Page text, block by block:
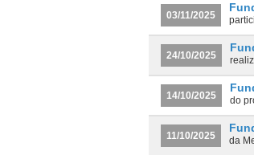
03/11/2025
24/10/2025
14/10/2025
do
11/10/2025
da